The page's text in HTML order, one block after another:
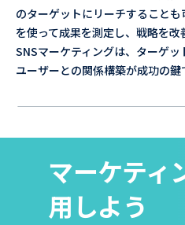
のターゲットにリーチすること
を使って成果を測定し、戦略を改
SNSマーケティングは、ターゲッ
ユーザーとの関係構築が成功の鍵
マーケティ
用しよう